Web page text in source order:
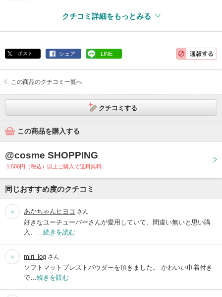
クチコミ詳細をもっとみる
ポスト シェア LINE
この商品のクチコミ一覧へ
クチコミする
この商品を購入する
@cosme SHOPPING
1,500円（税込）以上ご購入で送料無料
同じおすすめ度のクチコミ
あかちゃんヒヨコ さん
好きなユーチューバーさんが愛用していて、間違い無いと思い購
入、… 続きを読む
miri_log さん
ソフトマットプレストパウダーを頂きました。 かわいい巾着付き
で… 続きを読む